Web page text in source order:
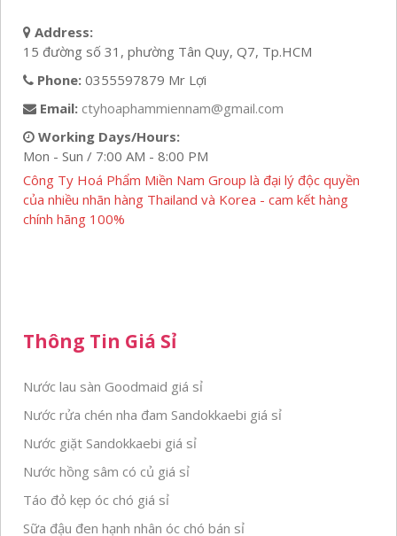
Address:
15 đường số 31, phường Tân Quy, Q7, Tp.HCM
Phone: 0355597879 Mr Lợi
Email: ctyhoaphammiennam@gmail.com
Working Days/Hours:
Mon - Sun / 7:00 AM - 8:00 PM
Công Ty Hoá Phẩm Miền Nam Group là đại lý độc quyền
của nhiều nhãn hàng Thailand và Korea - cam kết hàng
chính hãng 100%
Thông Tin Giá Sỉ
Nước lau sàn Goodmaid giá sỉ
Nước rửa chén nha đam Sandokkaebi giá sỉ
Nước giặt Sandokkaebi giá sỉ
Nước hồng sâm có củ giá sỉ
Táo đỏ kẹp óc chó giá sỉ
Sữa đậu đen hạnh nhân óc chó bán sỉ